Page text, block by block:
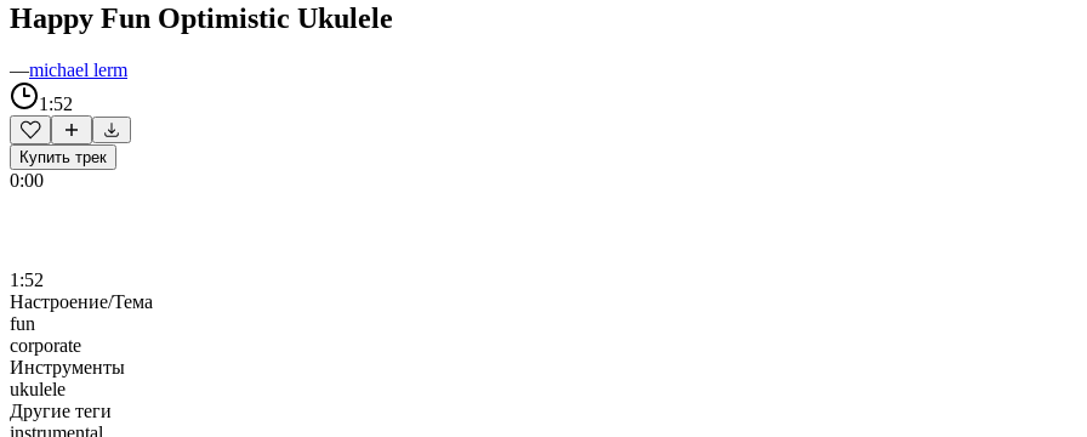
Happy Fun Optimistic Ukulele
—michael lerm
1:52
Купить трек
0:00
1:52
Настроение/Тема
fun
corporate
Инструменты
ukulele
Другие теги
instrumental